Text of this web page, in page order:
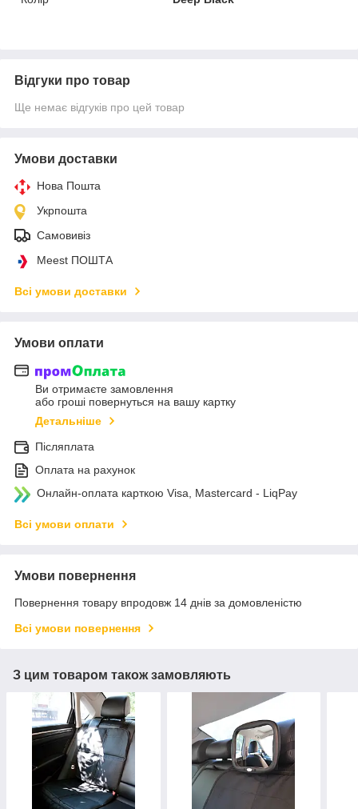
Відгуки про товар
Ще немає відгуків про цей товар
Умови доставки
Нова Пошта
Укрпошта
Самовивіз
Meest ПОШТА
Всі умови доставки
Умови оплати
Ви отримаєте замовлення
або гроші повернуться на вашу картку
Детальніше
Післяплата
Оплата на рахунок
Онлайн-оплата карткою Visa, Mastercard - LiqPay
Всі умови оплати
Умови повернення
Повернення товару впродовж 14 днів за домовленістю
Всі умови повернення
З цим товаром також замовляють